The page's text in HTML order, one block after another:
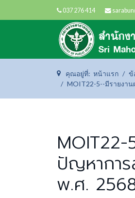
037 276 414
คุณอยู่ที่: หน้าแรก ข้
MOIT22-5--มีรายงา
MOIT22-
ปัญหาการ
พ.ศ.